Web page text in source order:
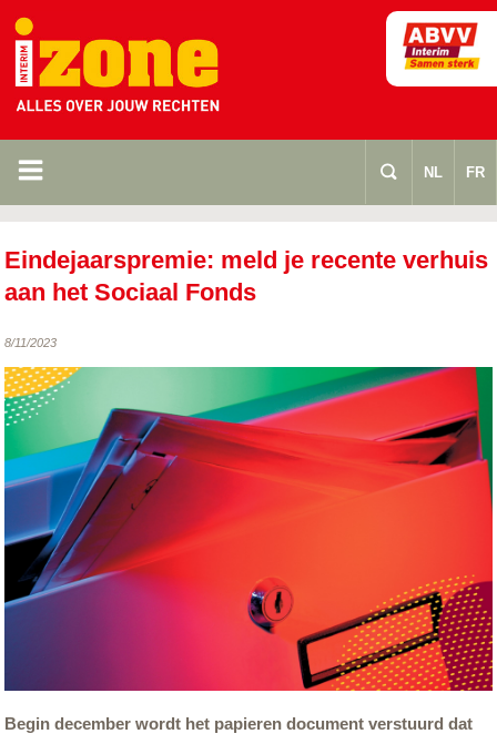
m s NL FR
Eindejaarspremie: meld je recente verhuis
aan het Sociaal Fonds
8/11/2023
Begin december wordt het papieren document verstuurd dat